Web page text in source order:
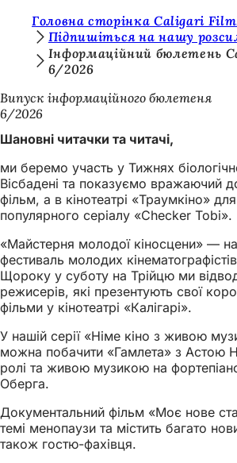
Перейти до змісту
у
т
:
Головна сторінка Caligari
Підпишіться на нашу
Інформаційний бюлетень
6/2026
Випуск інформаційного бюлетеня
6/2026
Шановні читачки та читачі,
ми беремо участь у Тижнях
Вісбадені та показуємо вражаючий
фільм, а в кінотеатрі «Траумкіно»
популярного серіалу «Checker Tobi».
«Майстерня молодої кіносцени» —
фестиваль молодих
Щороку у суботу на Трійцю ми
режисерів, які презентують свої
фільми у кінотеатрі «Калігарі».
У нашій серії «Німе кіно з живою
можна побачити «Гамлета» з Астою
ролі та живою музикою на
Оберга.
Документальний фільм «Моє нове
темі менопаузи та містить багато
також гостю-фахівця.